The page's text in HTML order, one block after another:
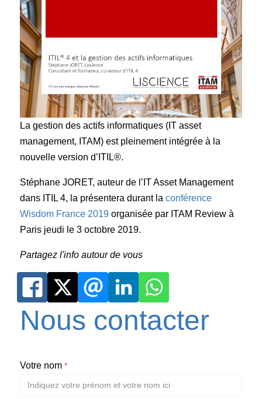
La gestion des actifs informatiques (IT asset
management, ITAM) est pleinement intégrée à la
nouvelle version d’ITIL®.
Stéphane JORET, auteur de l’IT Asset Management
dans ITIL 4, la présentera durant laconférence
Wisdom France 2019 organisée par ITAM Review à
Paris jeudi le 3 octobre 2019.
Partagez l'info autour de vous
Nous contacter
Votre nom*